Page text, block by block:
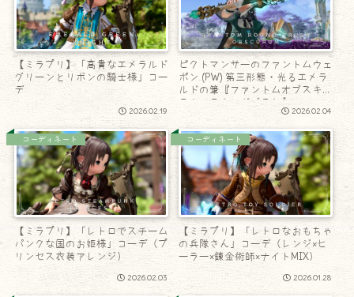
【ミラプリ】「高貴なエメラルド
グリーンとリボンの騎士様」コー
デ
2026.02.19
ピクトマンサーのファントムウェ
ポン (PW) 第三形態・光るエメラ
ルドの筆『ファントムオブスキュ
ラム・ラウンドブラシ』
2026.02.04
コーディネート
【ミラプリ】「レトロでスチーム
パンクな国のお姫様」コーデ（プ
リンセス衣装アレンジ）
2026.02.03
コーディネート
【ミラプリ】「レトロなおもちゃ
の兵隊さん」コーデ（レンジ×ヒ
ーラー×錬金術師×ナイトMIX）
2026.01.28